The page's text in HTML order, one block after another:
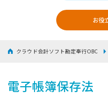
お役
クラウド会計ソフト勘定奉行OBC
電子帳簿保存法